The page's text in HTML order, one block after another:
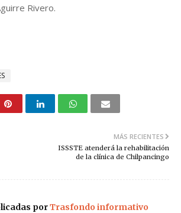
Rivero.
MÁS RECIENTES
ISSSTE atenderá la rehabilitación
de la clínica de Chilpancingo
porTrasfondo informativo